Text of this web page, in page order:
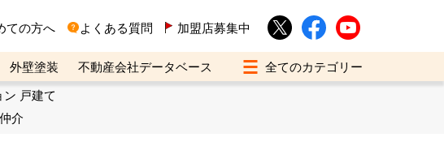
ての方へ よくある質問 加盟店募集中
外壁塗装
不動産会社データベース
デスク
戸建て
介